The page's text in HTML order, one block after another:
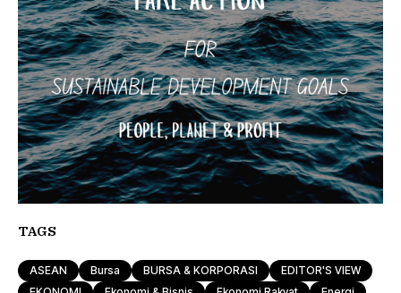
TAGS
ASEAN Bursa BURSA & KORPORASI
EDITOR'S VIEW